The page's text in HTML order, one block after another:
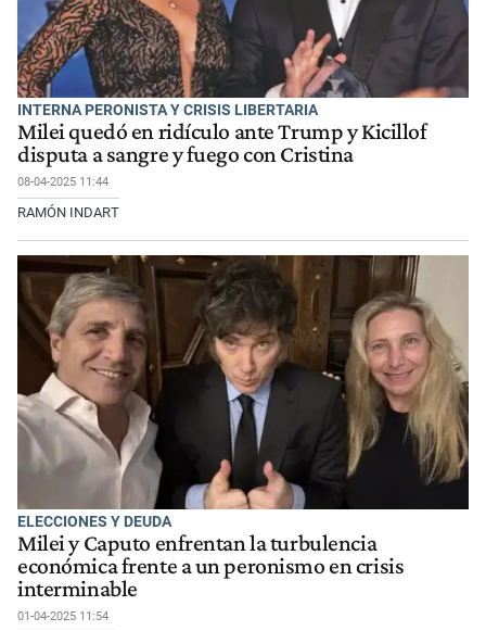
INTERNA PERONISTA Y CRISIS LIBERTARIA
Milei quedó en ridículo ante Trump y Kicillof
disputa a sangre y fuego con Cristina
08-04-2025 11:44
RAMÓN INDART
ELECCIONES Y DEUDA
Milei y Caputo enfrentan la turbulencia
económica frente a un peronismo en crisis
interminable
01-04-2025 11:54